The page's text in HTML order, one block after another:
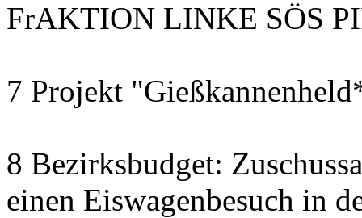
FrAKTION LINKE SÖS
7 Projekt
8 Bezirksbudget:
einen Eiswagenbesuch in